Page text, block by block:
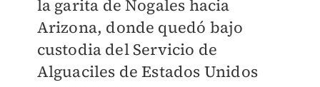
la garita de Nogales hacia
Arizona, donde quedó bajo
custodia del Servicio de
Alguaciles de Estados Unidos